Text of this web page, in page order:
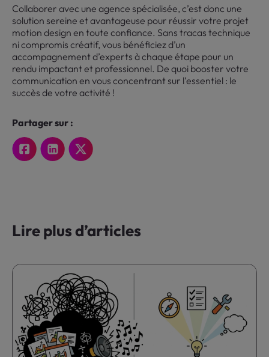
Collaborer avec une agence spécialisée, c’est donc une
solution sereine et avantageuse pour réussir votre projet
motion design en toute confiance. Sans tracas technique
ni compromis créatif, vous bénéficiez d’un
accompagnement d’experts à chaque étape pour un
rendu impactant et professionnel. De quoi booster votre
communication en vous concentrant sur l’essentiel : le
succès de votre activité !
Partager sur :
Lire plus d’articles